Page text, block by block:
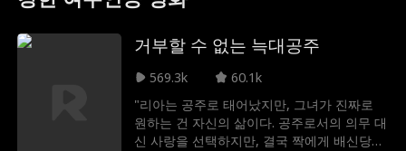
거부할 수 없는 늑대공주
569.3k
60.1k
"리아는 공주로 태어났지만, 그녀가 진짜로
원하는 건 자신의 삶이다. 공주로서의 의무 대
신 사랑을 선택하지만, 결국 짝에게 배신당하